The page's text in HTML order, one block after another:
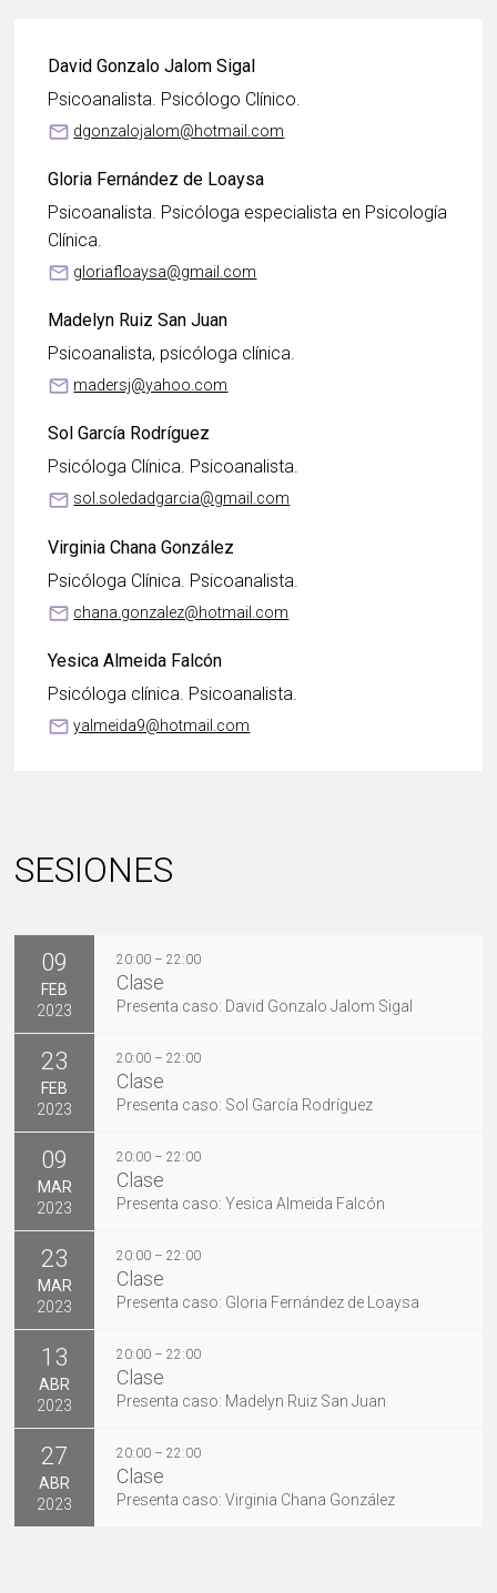
David Gonzalo Jalom Sigal
Psicoanalista. Psicólogo Clínico.
mail_outline dgonzalojalom@hotmail.com
Gloria Fernández de Loaysa
Psicoanalista. Psicóloga especialista en Psicología
Clínica.
mail_outline gloriafloaysa@gmail.com
Madelyn Ruiz San Juan
Psicoanalista, psicóloga clínica.
mail_outline madersj@yahoo.com
Sol García Rodríguez
Psicóloga Clínica. Psicoanalista.
mail_outline sol.soledadgarcia@gmail.com
Virginia Chana González
Psicóloga Clínica. Psicoanalista.
mail_outline chana.gonzalez@hotmail.com
Yesica Almeida Falcón
Psicóloga clínica. Psicoanalista.
mail_outline yalmeida9@hotmail.com
SESIONES
09
FEB
2023
20:00 – 22:00
Clase
Presenta caso: David Gonzalo Jalom Sigal
23
FEB
2023
20:00 – 22:00
Clase
Presenta caso: Sol García Rodríguez
09
MAR
2023
20:00 – 22:00
Clase
Presenta caso: Yesica Almeida Falcón
23
MAR
2023
20:00 – 22:00
Clase
Presenta caso: Gloria Fernández de Loaysa
13
ABR
2023
20:00 – 22:00
Clase
Presenta caso: Madelyn Ruiz San Juan
27
ABR
2023
20:00 – 22:00
Clase
Presenta caso: Virginia Chana González